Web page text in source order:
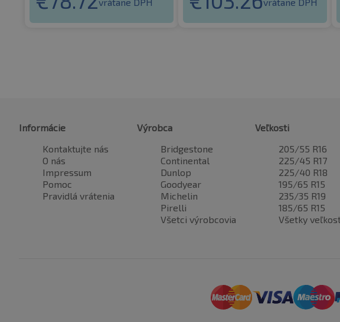
vrátane DPH vrátane DPH
Informácie
Kontaktujte nás
O nás
Impressum
Pomoc
Pravidlá vrátenia
Výrobca
Bridgestone
Continental
Dunlop
Goodyear
Michelin
Pirelli
Všetci výrobcovia
Veľkosti
205/55 R16
225/45 R17
225/40 R18
195/65 R15
235/35 R19
185/65 R15
Všetky